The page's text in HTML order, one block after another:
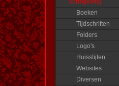
Vormgeving
Boeken
Tijdschriften
Folders
Logo's
Huisstijlen
Websites
Diversen